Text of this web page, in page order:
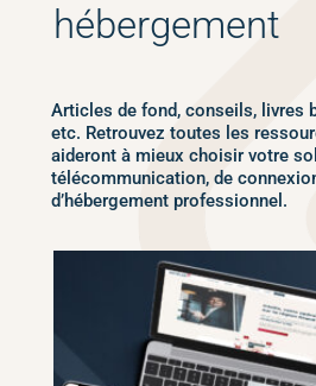
hébergement
Articles de fond, conseils, livres
etc. Retrouvez toutes les
aideront à mieux choisir votre
télécommunication, de
d’hébergement professionnel.